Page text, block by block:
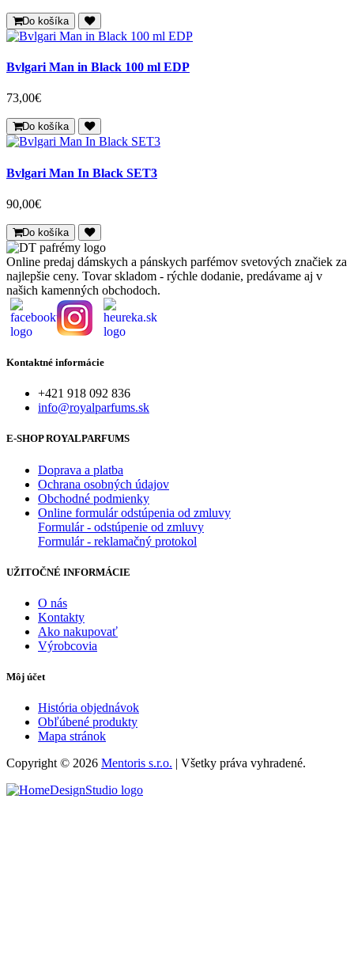
Do košíka
Bvlgari Man in Black 100 ml EDP
73,00€
Do košíka
Bvlgari Man In Black SET3
90,00€
Do košíka
Online predaj dámskych a pánskych parfémov svetových značiek za
najlepšie ceny. Tovar skladom - rýchle dodanie, predávame aj v
našich kamenných obchodoch.
Kontaktné informácie
+421 918 092 836
info@royalparfums.sk
E-SHOP ROYALPARFUMS
Doprava a platba
Ochrana osobných údajov
Obchodné podmienky
Online formulár odstúpenia od zmluvy
Formulár - odstúpenie od zmluvy
Formulár - reklamačný protokol
UŽITOČNÉ INFORMÁCIE
O nás
Kontakty
Ako nakupovať
Výrobcovia
Môj účet
História objednávok
Obľúbené produkty
Mapa stránok
Copyright © 2026 Mentoris s.r.o. | Všetky práva vyhradené.